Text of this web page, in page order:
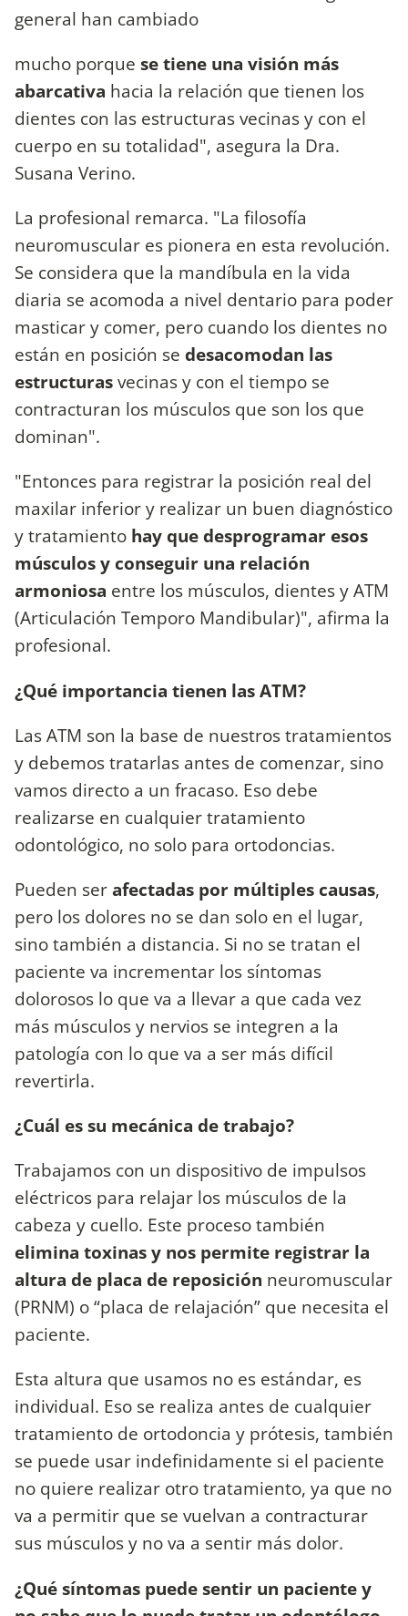
general han cambiado
mucho porque se tiene una visión más
abarcativa hacia la relación que tienen los
dientes con las estructuras vecinas y con el
cuerpo en su totalidad", asegura la Dra.
Susana Verino.
La profesional remarca. "La filosofía
neuromuscular es pionera en esta revolución.
Se considera que la mandíbula en la vida
diaria se acomoda a nivel dentario para poder
masticar y comer, pero cuando los dientes no
están en posición se desacomodan las
estructurasvecinas y con el tiempo se
contracturan los músculos que son los que
dominan".
"Entonces para registrar la posición real del
maxilar inferior y realizar un buen diagnóstico
y tratamiento hay que desprogramar esos
músculos y conseguir una relación
armoniosa entre los músculos, dientes y ATM
(Articulación Temporo Mandibular)", afirma la
profesional.
¿Qué importancia tienen las ATM?
Las ATM son la base de nuestros tratamientos
y debemos tratarlas antes de comenzar, sino
vamos directo a un fracaso. Eso debe
realizarse en cualquier tratamiento
odontológico, no solo para ortodoncias.
Pueden serafectadas por múltiples causas,
pero los dolores no se dan solo en el lugar,
sino también a distancia. Si no se tratan el
paciente va incrementar los síntomas
dolorosos lo que va a llevar a que cada vez
más músculos y nervios se integren a la
patología con lo que va a ser más difícil
revertirla.
¿Cuál es su mecánica de trabajo?
Trabajamos con un dispositivo de impulsos
eléctricos para relajar los músculos de la
cabeza y cuello. Este proceso también
elimina toxinas y nos permite registrar la
altura de placa de reposición neuromuscular
(PRNM) o “placa de relajación” que necesita el
paciente.
Esta altura que usamos no es estándar, es
individual. Eso se realiza antes de cualquier
tratamiento de ortodoncia y prótesis, también
se puede usar indefinidamente si el paciente
no quiere realizar otro tratamiento, ya que no
va a permitir que se vuelvan a contracturar
sus músculos y no va a sentir más dolor.
¿Qué síntomas puede sentir un paciente y